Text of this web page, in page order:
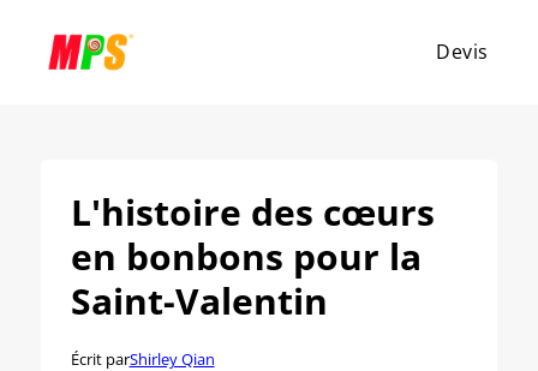
Devis
L'histoire des cœurs
en bonbons pour la
Saint-Valentin
Écrit parShirley Qian